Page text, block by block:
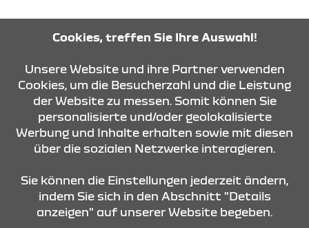
ROUTE PLANEN
ANFRAGE SENDEN
Cookies, treffen Sie Ihre Auswahl!
Unsere Website und ihre Partner verwenden
Cookies, um die Besucherzahl und die Leistung
der Website zu messen. Somit können Sie
personalisierte und/oder geolokalisierte
Werbung und Inhalte erhalten sowie mit diesen
über die sozialen Netzwerke interagieren.
Sie können die Einstellungen jederzeit ändern,
indem Sie sich in den Abschnitt "Details
anzeigen" auf unserer Website begeben.